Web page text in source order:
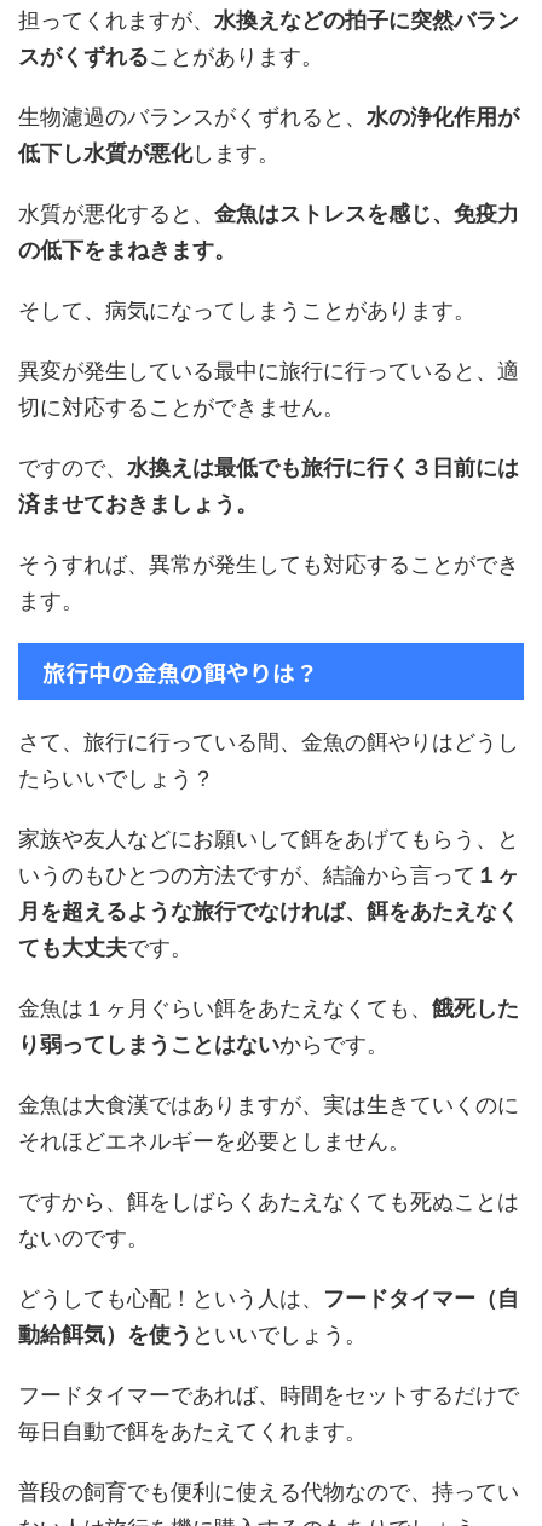
担ってくれますが、 水換えなどの拍子に突然バラン
スがくずれることがあります。
生物濾過のバランスがくずれると、 水の浄化作用が
低下し水質が悪化します。
水質が悪化すると、 金魚はストレスを感じ、免疫力
の低下をまねきます。
そして、病気になってしまうことがあります。
異変が発生している最中に旅行に行っていると、適
切に対応することができません。
ですので、 水換えは最低でも旅行に行く３日前には
済ませておきましょう。
そうすれば、異常が発生しても対応することができ
ます。
旅行中の金魚の餌やりは？
さて、旅行に行っている間、金魚の餌やりはどうし
たらいいでしょう？
家族や友人などにお願いして餌をあげてもらう、と
いうのもひとつの方法ですが、結論から言って １ヶ
月を超えるような旅行でなければ、餌をあたえなく
ても大丈夫です。
金魚は１ヶ月ぐらい餌をあたえなくても、 餓死した
り弱ってしまうことはないからです。
金魚は大食漢ではありますが、実は生きていくのに
それほどエネルギーを必要としません。
ですから、餌をしばらくあたえなくても死ぬことは
ないのです。
どうしても心配！という人は、 フードタイマー（自
動給餌気）を使う といいでしょう。
フードタイマーであれば、時間をセットするだけで
毎日自動で餌をあたえてくれます。
普段の飼育でも便利に使える代物なので、持ってい